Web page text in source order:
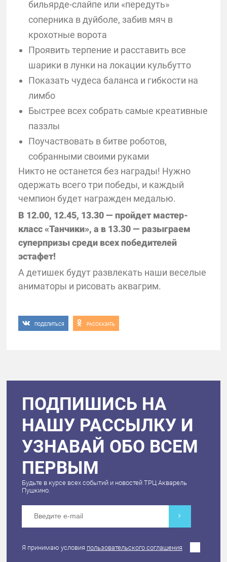
бильярде-слайпе или «передуть»
соперника в дуйболе, забив мяч в
крохотные ворота
Проявить терпение и расставить все
шарики в лунки на локации кульбутто
Показать чудеса баланса и гибкости на
лимбо
Быстрее всех собрать самые креативные
паззлы
Поучаствовать в битве роботов,
собранными своими руками
Никто не останется без награды! Нужно
одержать всего три победы, и каждый
чемпион будет награжден медалью.
В 12.00, 12.45, 13.30 — пройдет мастер-
класс «Танчики», а в 13.30 — разыграем
суперпризы среди всех победителей
эстафет!
А детишек будут развлекать наши веселые
аниматоры и рисовать аквагрим.
ПОДЕЛИТЬСЯ РАССКАЗАТЬ
ПОДПИШИСЬ НА
НАШУ РАССЫЛКУ И
УЗНАВАЙ ОБО ВСЕМ
ПЕРВЫМ
Будьте в курсе всех событий и новостей ТРЦ Акварель
Пушкино.
Я принимаю условия пользовательского соглашения